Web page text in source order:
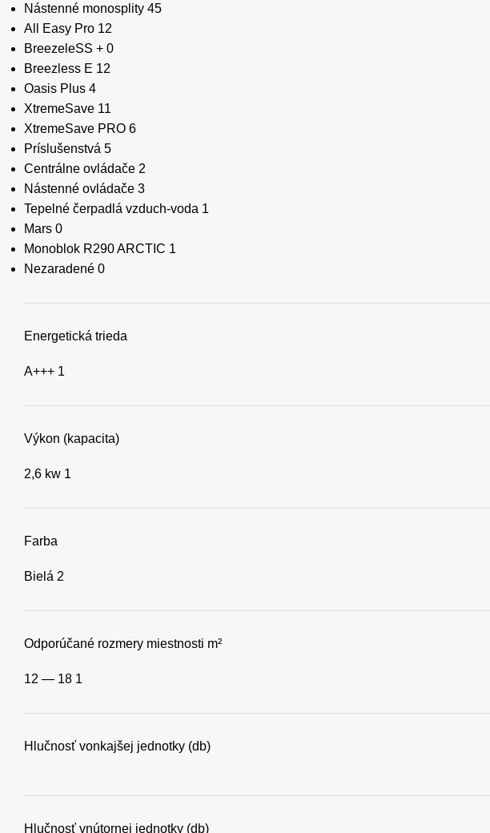
Nástenné monosplity 45
All Easy Pro 12
BreezeleSS + 0
Breezless E 12
Oasis Plus 4
XtremeSave 11
XtremeSave PRO 6
Príslušenstvá 5
Centrálne ovládače 2
Nástenné ovládače 3
Tepelné čerpadlá vzduch-voda 1
Mars 0
Monoblok R290 ARCTIC 1
Nezaradené 0
Energetická trieda
A+++ 1
Výkon (kapacita)
2,6 kw 1
Farba
Bielá 2
Odporúčané rozmery miestnosti m²
12 — 18 1
Hlučnosť vonkajšej jednotky (db)
Hlučnosť vnútornej jednotky (db)